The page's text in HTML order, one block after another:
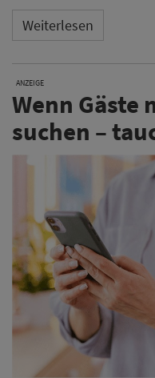
Weiterlesen
ANZEIGE
Wenn Gäste
suchen –